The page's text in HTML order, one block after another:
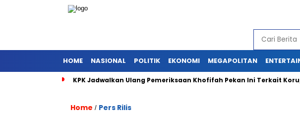
HOME NASIONAL POLITIK EKONOMI MEGAPOLITAN
KPK Jadwalkan Ulang Pemeriksaan Khofifah Pekan Ini Terkait
Home / Pers Rilis